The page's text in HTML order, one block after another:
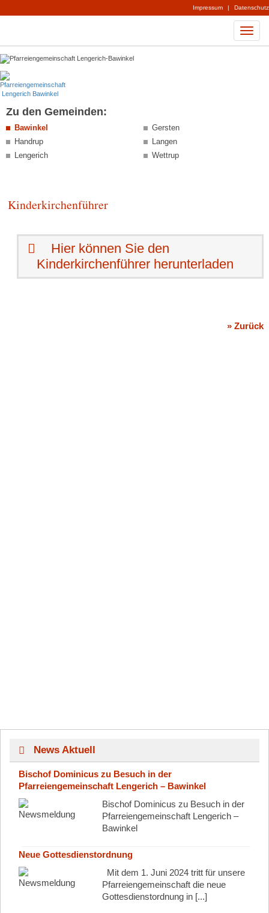
Impressum | Datenschutz
Zu den Gemeinden:
Bawinkel
Gersten
Handrup
Langen
Lengerich
Wettrup
Kinderkirchenführer
Hier können Sie den
Kinderkirchenführer herunterladen
» Zurück
News Aktuell
Bischof Dominicus zu Besuch in der
Pfarreiengemeinschaft Lengerich – Bawinkel
Bischof Dominicus zu Besuch in der
Pfarreiengemeinschaft Lengerich –
Bawinkel
Neue Gottesdienstordnung
Mit dem 1. Juni 2024 tritt für unsere
Pfarreiengemeinschaft die neue
Gottesdienstordnung in [...]